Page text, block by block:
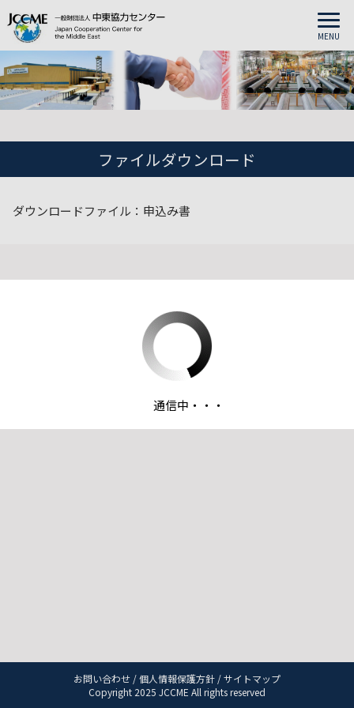
MENU
ファイルダウンロード
ダウンロードファイル：申込み書
お問い合わせ /個人情報保護方針 /サイトマップ
Copyright 2025 JCCME All rights reserved
通信中・・・